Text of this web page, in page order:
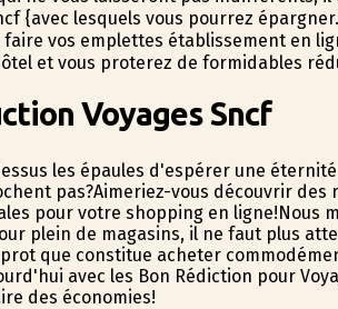
{avec lesquels vous pourrez
vos emplettes établissement en
et vous profiterez de formidables
Voyages Sncf
les épaules d'espérer une
pas?Aimeriez-vous découvrir des
pour votre shopping en ligne!Nous
plein de magasins, il ne faut plus
que constitue acheter
avec les Bon Rédiction pour
des économies!